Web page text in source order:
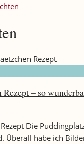
– so
Die
Überall habe ich